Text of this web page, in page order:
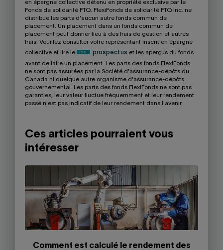
en épargne collective détenu en propriété exclusive par le
Fonds de solidarité FTQ. FlexiFonds de solidarité FTQ inc. ne
distribue les parts d'aucun autre fonds commun de
placement. Un placement dans un fonds commun de
placement peut donner lieu à des frais de gestion et autres
frais. Veuillez consulter votre représentant inscrit en épargne
collective et lire le
prospectus et les aperçus du fonds
avant de faire un placement. Les parts des fonds FlexiFonds
ne sont pas assurées par la Société d'assurance-dépôts du
Canada ni quelque autre organisme d'assurance-dépôts
gouvernemental. Les parts des fonds FlexiFonds ne sont pas
garanties, leur valeur fluctue fréquemment et leur rendement
passé n'est pas indicatif de leur rendement dans l'avenir.
Ces articles pourraient vous
intéresser
Comment est calculé le rendement des